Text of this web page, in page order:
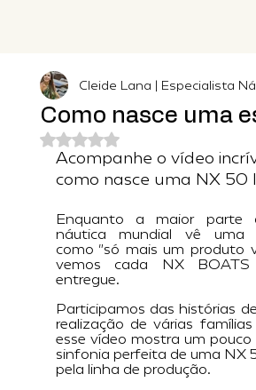
Como nasce uma
Cleide Lana | Especialista
Avaliado com NaN de 5
Acompanhe o vídeo
como nasce uma NX 50
Enquanto a maior parte
náutica mundial vê uma
como "só mais um produto
vemos cada NX
entregue.
Participamos das histórias
realização de várias famílias
esse vídeo mostra um pouco
sinfonia perfeita de uma NX
pela linha de produção.